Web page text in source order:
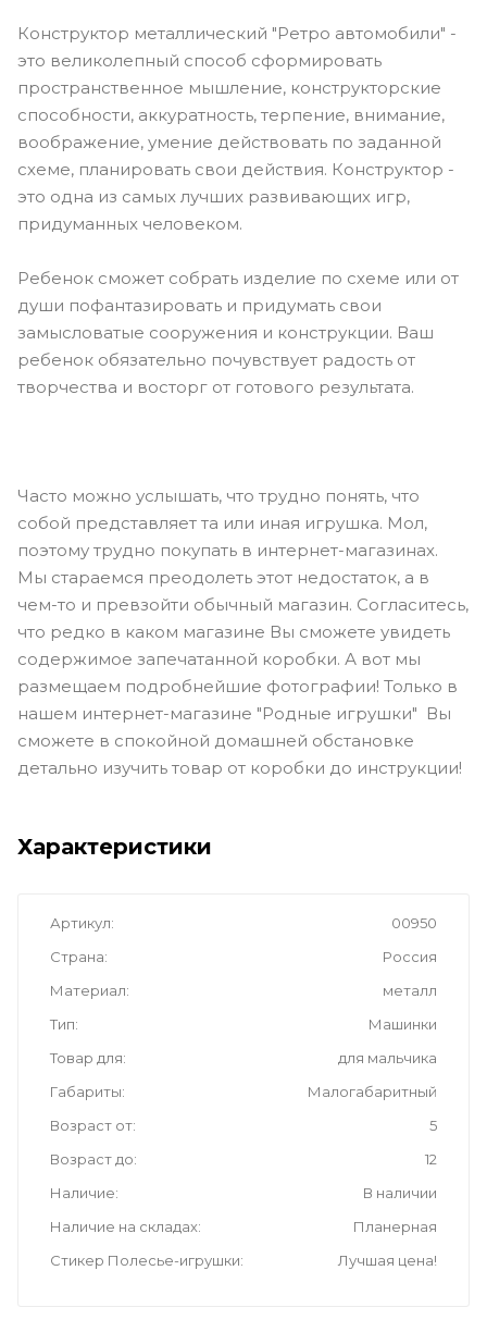
Конструктор металлический "Ретро автомобили" -
это великолепный способ сформировать
пространственное мышление, конструкторские
способности, аккуратность, терпение, внимание,
воображение, умение действовать по заданной
схеме, планировать свои действия. Конструктор -
это одна из самых лучших развивающих игр,
придуманных человеком.
Ребенок сможет собрать изделие по схеме или от
души пофантазировать и придумать свои
замысловатые сооружения и конструкции. Ваш
ребенок обязательно почувствует радость от
творчества и восторг от готового результата.
Часто можно услышать, что трудно понять, что
собой представляет та или иная игрушка. Мол,
поэтому трудно покупать в интернет-магазинах.
Мы стараемся преодолеть этот недостаток, а в
чем-то и превзойти обычный магазин. Согласитесь,
что редко в каком магазине Вы сможете увидеть
содержимое запечатанной коробки. А вот мы
размещаем подробнейшие фотографии! Только в
нашем интернет-магазине "Родные игрушки" Вы
сможете в спокойной домашней обстановке
детально изучить товар от коробки до инструкции!
Характеристики
Артикул
00950
Страна
Россия
Материал
металл
Тип
Машинки
Товар для
для мальчика
Габариты
Малогабаритный
Возраст от
5
Возраст до
12
Наличие
В наличии
Наличие на складах
Планерная
Стикер Полесье-игрушки
Лучшая цена!